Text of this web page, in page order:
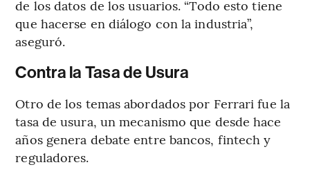
de los datos de los usuarios. “Todo esto tiene
que hacerse en diálogo con la industria”,
aseguró.
Contra la Tasa de Usura
Otro de los temas abordados por Ferrari fue la
tasa de usura, un mecanismo que desde hace
años genera debate entre bancos, fintech y
reguladores.